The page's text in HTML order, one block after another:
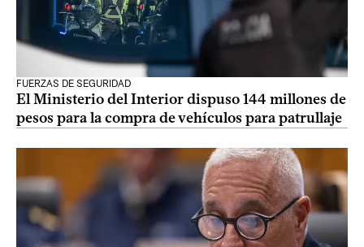
FUERZAS DE SEGURIDAD
El Ministerio del Interior dispuso 144 millones de
pesos para la compra de vehículos para patrullaje